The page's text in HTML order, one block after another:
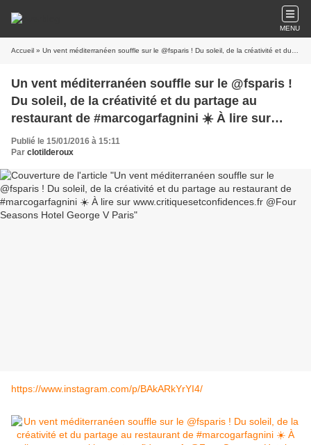
MENU
Accueil » Un vent méditerranéen souffle sur le @fsparis ! Du soleil, de la créativité et du partage au restaurant de #marcogarfagnini ☀️ À lire sur www.critiquesetconfidences.fr @Four Seasons Hotel George V Paris
Un vent méditerranéen souffle sur le @fsparis !
Du soleil, de la créativité et du partage au
restaurant de #marcogarfagnini ☀️ À lire sur
www.critiquesetconfidences.fr @Four Seasons
Hotel George V Paris
Publié le 15/01/2016 à 15:11
Par clotilderoux
https://www.instagram.com/p/BAkARkYrYI4/